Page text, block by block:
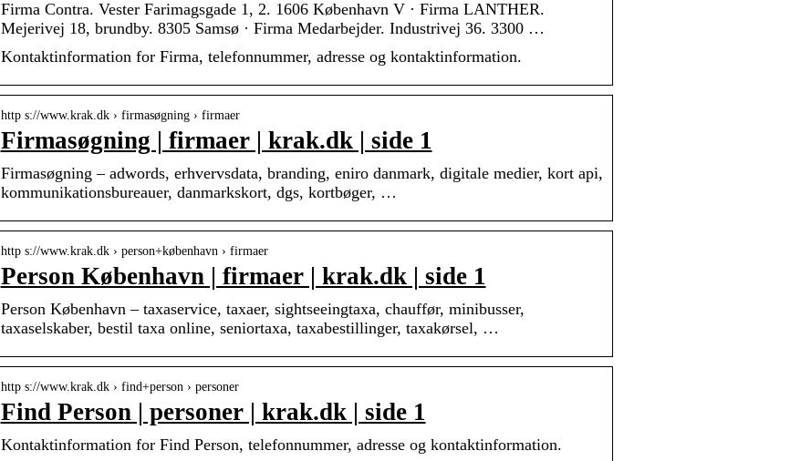
Firma Contra. Vester Farimagsgade 1, 2. 1606 København V · Firma LANTHER.
Mejerivej 18, brundby. 8305 Samsø · Firma Medarbejder. Industrivej 36. 3300 …
Kontaktinformation for Firma, telefonnummer, adresse og kontaktinformation.
http s://www.krak.dk › firmasøgning › firmaer
Firmasøgning | firmaer | krak.dk | side 1
Firmasøgning – adwords, erhvervsdata, branding, eniro danmark, digitale medier, kort api,
kommunikationsbureauer, danmarkskort, dgs, kortbøger, …
http s://www.krak.dk › person+københavn › firmaer
Person København | firmaer | krak.dk | side 1
Person København – taxaservice, taxaer, sightseeingtaxa, chauffør, minibusser,
taxaselskaber, bestil taxa online, seniortaxa, taxabestillinger, taxakørsel, …
http s://www.krak.dk › find+person › personer
Find Person | personer | krak.dk | side 1
Kontaktinformation for Find Person, telefonnummer, adresse og kontaktinformation.